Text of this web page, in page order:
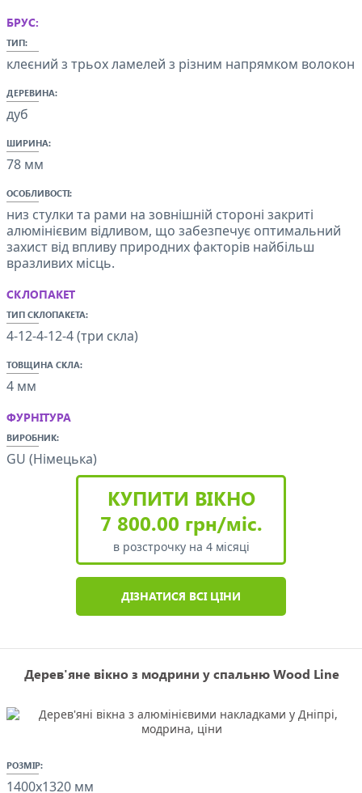
БРУС:
ТИП:
клеєний з трьох ламелей з різним напрямком волокон
ДЕРЕВИНА:
дуб
ШИРИНА:
78 мм
ОСОБЛИВОСТІ:
низ стулки та рами на зовнішній стороні закриті
алюмінієвим відливом, що забезпечує оптимальний
захист від впливу природних факторів найбільш
вразливих місць.
СКЛОПАКЕТ
ТИП СКЛОПАКЕТА:
4-12-4-12-4 (три скла)
ТОВЩИНА СКЛА:
4 мм
ФУРНІТУРА
ВИРОБНИК:
GU (Німецька)
КУПИТИ ВІКНО
7 800.00 грн/міс.
в розстрочку на 4 місяці
ДІЗНАТИСЯ ВСІ ЦІНИ
Дерев'яне вікно з модрини у спальню Wood Line
РОЗМІР:
1400x1320 мм